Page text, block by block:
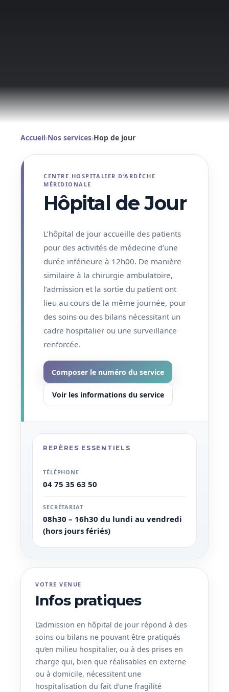
Accueil›Nos services›Hop de jour
CENTRE HOSPITALIER D’ARDÈCHE
MÉRIDIONALE
Hôpital de Jour
L’hôpital de jour accueille des patients
pour des activités de médecine d’une
durée inférieure à 12h00. De manière
similaire à la chirurgie ambulatoire,
l’admission et la sortie du patient ont
lieu au cours de la même journée, pour
des soins ou des bilans nécessitant un
cadre hospitalier ou une surveillance
renforcée.
Composer le numéro du service
Voir les informations du service
REPÈRES ESSENTIELS
TÉLÉPHONE
04 75 35 63 50
SECRÉTARIAT
08h30 – 16h30 du lundi au vendredi
(hors jours fériés)
VOTRE VENUE
Infos pratiques
L’admission en hôpital de jour répond à des
soins ou bilans ne pouvant être pratiqués
qu’en milieu hospitalier, ou à des prises en
charge qui, bien que réalisables en externe
ou à domicile, nécessitent une
hospitalisation du fait d’une fragilité